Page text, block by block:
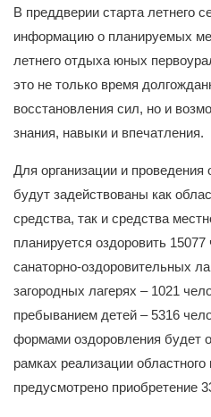
В преддверии старта летнего
информацию о планируемых
летнего отдыха юных
это не только время
восстановления сил, но и
знания, навыки и впечатления.
Для организации и проведения
будут задействованы как
средства, так и средства
планируется оздоровить
санаторно-оздоровительных
загородных лагерях – 1021
пребыванием детей – 5316
формами оздоровления будет
рамках реализации
предусмотрено приобретение